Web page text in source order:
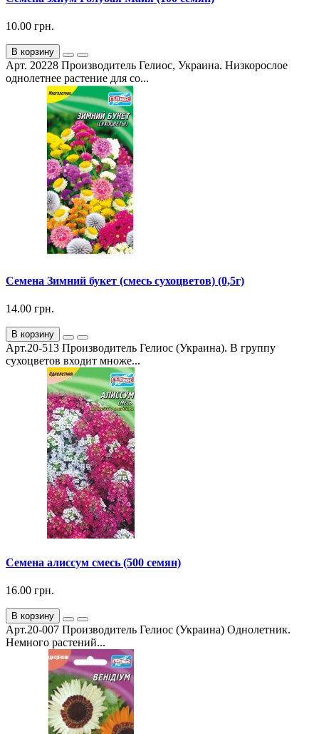
10.00 грн.
В корзину
Арт. 20228 Производитель Гелиос, Украина. Низкорослое
однолетнее растение для со...
Семена Зимний букет (смесь сухоцветов) (0,5г)
14.00 грн.
В корзину
Арт.20-513 Производитель Гелиос (Украина). В группу
сухоцветов входит множе...
Семена алиссум смесь (500 семян)
16.00 грн.
В корзину
Арт.20-007 Производитель Гелиос (Украина) Однолетник.
Немного растений...